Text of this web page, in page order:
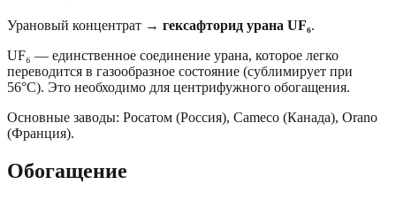
Урановый концентрат → гексафторид урана UF₆.
UF₆ — единственное соединение урана, которое легко
переводится в газообразное состояние (сублимирует при
56°C). Это необходимо для центрифужного обогащения.
Основные заводы: Росатом (Россия), Cameco (Канада), Orano
(Франция).
Обогащение